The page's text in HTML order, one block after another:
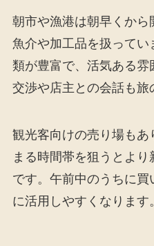
朝市や漁港は朝早くか
魚介や加工品を扱って
類が豊富で、活気ある
交渉や店主との会話も旅
観光客向けの売り場も
まる時間帯を狙うとよ
です。午前中のうちに
に活用しやすくなります。